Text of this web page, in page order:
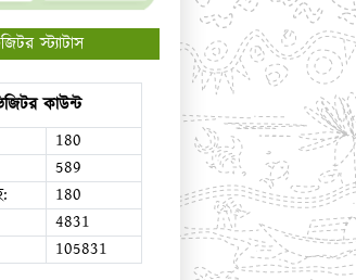
স্ট্যাটাস
কাউন্ট
180
589
180
4831
105831